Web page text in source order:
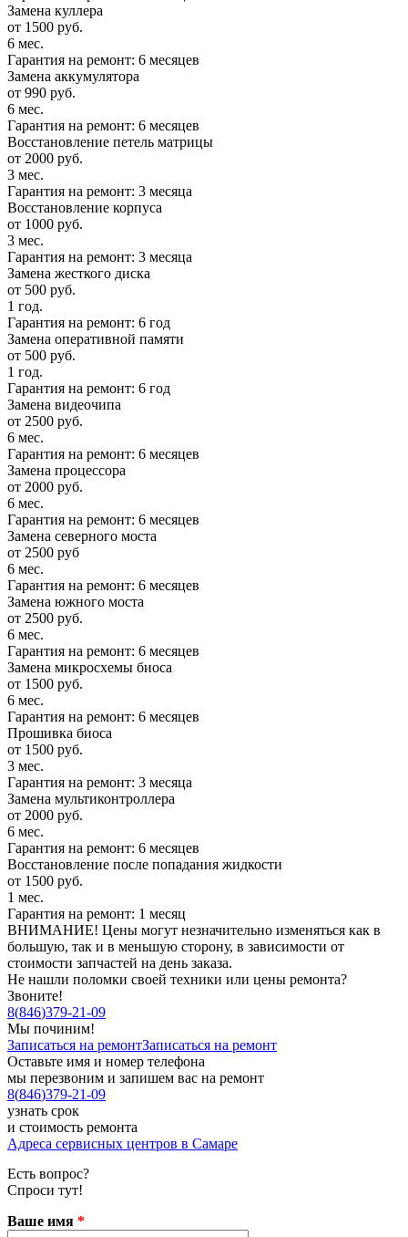
Замена куллера
от 1500 руб.
6 мес.
Гарантия на ремонт: 6 месяцев
Замена аккумулятора
от 990 руб.
6 мес.
Гарантия на ремонт: 6 месяцев
Восстановление петель матрицы
от 2000 руб.
3 мес.
Гарантия на ремонт: 3 месяца
Восстановление корпуса
от 1000 руб.
3 мес.
Гарантия на ремонт: 3 месяца
Замена жесткого диска
от 500 руб.
1 год.
Гарантия на ремонт: 6 год
Замена оперативной памяти
от 500 руб.
1 год.
Гарантия на ремонт: 6 год
Замена видеочипа
от 2500 руб.
6 мес.
Гарантия на ремонт: 6 месяцев
Замена процессора
от 2000 руб.
6 мес.
Гарантия на ремонт: 6 месяцев
Замена северного моста
от 2500 руб
6 мес.
Гарантия на ремонт: 6 месяцев
Замена южного моста
от 2500 руб.
6 мес.
Гарантия на ремонт: 6 месяцев
Замена микросхемы биоса
от 1500 руб.
6 мес.
Гарантия на ремонт: 6 месяцев
Прошивка биоса
от 1500 руб.
3 мес.
Гарантия на ремонт: 3 месяца
Замена мультиконтроллера
от 2000 руб.
6 мес.
Гарантия на ремонт: 6 месяцев
Восстановление после попадания жидкости
от 1500 руб.
1 мес.
Гарантия на ремонт: 1 месяц
ВНИМАНИЕ! Цены могут незначительно изменяться как в
большую, так и в меньшую сторону, в зависимости от
стоимости запчастей на день заказа.
Не нашли поломки своей техники или цены ремонта?
Звоните!
8(846)379-21-09
Мы починим!
Записаться на ремонтЗаписаться на ремонт
Оставьте имя и номер телефона
мы перезвоним и запишем вас на ремонт
8(846)379-21-09
узнать срок
и стоимость ремонта
Адреса сервисных центров в Самаре
Есть вопрос?
Спроси тут!
Ваше имя *